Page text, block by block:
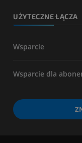
UŻYTECZNE ŁĄCZA
Wsparcie
Wsparcie dla